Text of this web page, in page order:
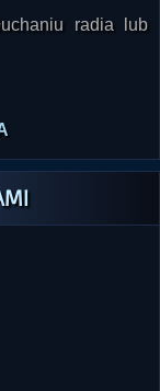
radia lub